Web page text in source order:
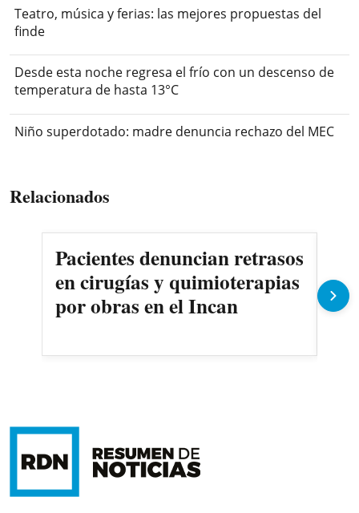
Teatro, música y ferias: las mejores propuestas del
finde
Desde esta noche regresa el frío con un descenso de
temperatura de hasta 13°C
Niño superdotado: madre denuncia rechazo del MEC
Relacionados
Pacientes denuncian retrasos
en cirugías y quimioterapias
por obras en el Incan